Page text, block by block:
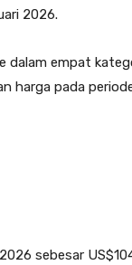
2026.
dalam empat
harga pada
sebesar